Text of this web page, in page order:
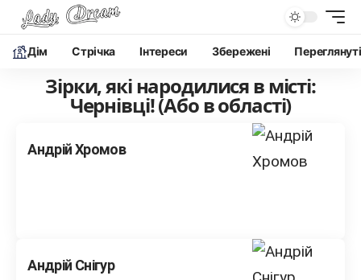
Дім Cтрічка Інтереси Збережені Переглянуті
Зірки, які народилися в місті:
Чернівці! (Або в області)
Андрій Хромов
Андрій Снігур